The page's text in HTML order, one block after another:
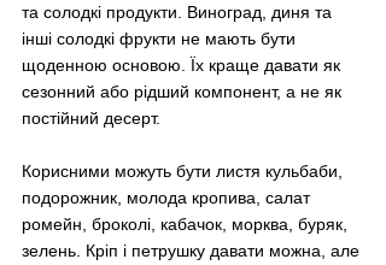
та солодкі продукти. Виноград, диня та
інші солодкі фрукти не мають бути
щоденною основою. Їх краще давати як
сезонний або рідший компонент, а не як
постійний десерт.
Корисними можуть бути листя кульбаби,
подорожник, молода кропива, салат
ромейн, броколі, кабачок, морква, буряк,
зелень. Кріп і петрушку давати можна, але